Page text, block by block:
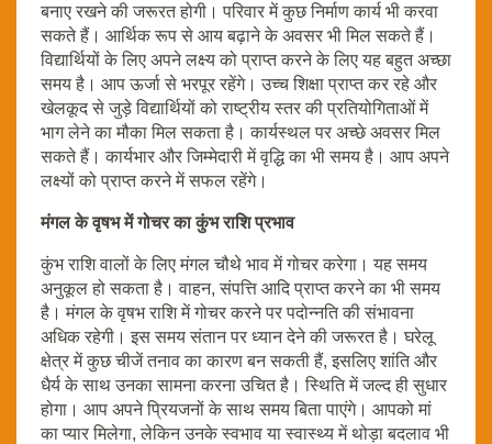
बनाए रखने की जरूरत होगी। परिवार में कुछ निर्माण कार्य भी करवा
सकते हैं। आर्थिक रूप से आय बढ़ाने के अवसर भी मिल सकते हैं।
विद्यार्थियों के लिए अपने लक्ष्य को प्राप्त करने के लिए यह बहुत अच्छा
समय है। आप ऊर्जा से भरपूर रहेंगे। उच्च शिक्षा प्राप्त कर रहे और
खेलकूद से जुड़े विद्यार्थियों को राष्ट्रीय स्तर की प्रतियोगिताओं में
भाग लेने का मौका मिल सकता है। कार्यस्थल पर अच्छे अवसर मिल
सकते हैं। कार्यभार और जिम्मेदारी में वृद्धि का भी समय है। आप अपने
लक्ष्यों को प्राप्त करने में सफल रहेंगे।
मंगल के वृषभ में गोचर का कुंभ राशि प्रभाव
कुंभ राशि वालों के लिए मंगल चौथे भाव में गोचर करेगा। यह समय
अनुकूल हो सकता है। वाहन, संपत्ति आदि प्राप्त करने का भी समय
है। मंगल के वृषभ राशि में गोचर करने पर पदोन्नति की संभावना
अधिक रहेगी। इस समय संतान पर ध्यान देने की जरूरत है। घरेलू
क्षेत्र में कुछ चीजें तनाव का कारण बन सकती हैं, इसलिए शांति और
धैर्य के साथ उनका सामना करना उचित है। स्थिति में जल्द ही सुधार
होगा। आप अपने प्रियजनों के साथ समय बिता पाएंगे। आपको मां
का प्यार मिलेगा, लेकिन उनके स्वभाव या स्वास्थ्य में थोड़ा बदलाव भी